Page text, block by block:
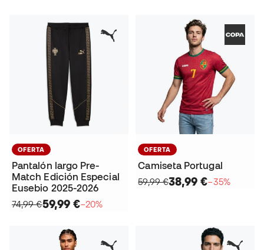
OFERTA
Pantalón largo Pre-
Match Edición Especial
Eusebio 2025-2026
74,99 €59,99 €−20%
OFERTA
Camiseta Portugal
59,99 €38,99 €−35%